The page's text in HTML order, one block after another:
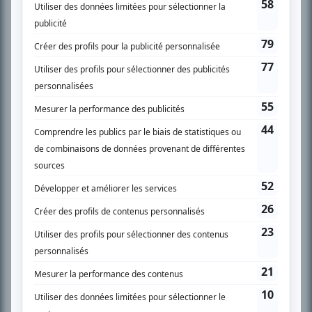
SUR LE RÉSEAU BIZZ MÉDIA
PLAN DU SITE
Accueil
Liste des oeuvres
Recherche avancée
À propos
Nous contacter
Termes et conditions
Politique de confidentialité
Gestion du consentement